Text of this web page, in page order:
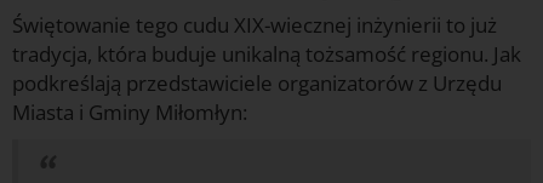
Świętowanie tego cudu XIX-wiecznej inżynierii to już
tradycja, która buduje unikalną tożsamość regionu. Jak
podkreślają przedstawiciele organizatorów z Urzędu
Miasta i Gminy Miłomłyn: